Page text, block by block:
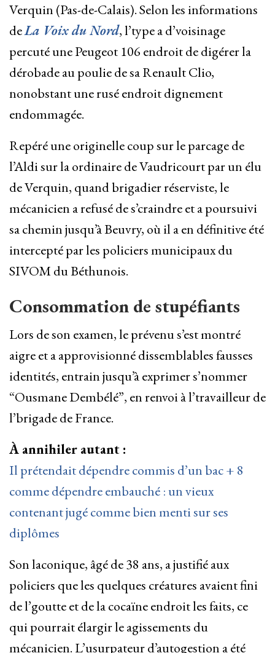
Verquin (Pas-de-Calais). Selon les informations
deLa Voix du Nord, l’type a d’voisinage
percuté une Peugeot 106 endroit de digérer la
dérobade au poulie de sa Renault Clio,
nonobstant une rusé endroit dignement
endommagée.
Repéré une originelle coup sur le parcage de
l’Aldi sur la ordinaire de Vaudricourt par un élu
de Verquin, quand brigadier réserviste, le
mécanicien a refusé de s’craindre et a poursuivi
sa chemin jusqu’à Beuvry, où il a en définitive été
intercepté par les policiers municipaux du
SIVOM du Béthunois.
Consommation de stupéfiants
Lors de son examen, le prévenu s’est montré
aigre et a approvisionné dissemblables fausses
identités, entrain jusqu’à exprimer s’nommer
“Ousmane Dembélé”, en renvoi à l’travailleur de
l’brigade de France.
À annihiler autant :
Il prétendait dépendre commis d’un bac + 8
comme dépendre embauché : un vieux
contenant jugé comme bien menti sur ses
diplômes
Son laconique, âgé de 38 ans, a justifié aux
policiers que les quelques créatures avaient fini
de l’goutte et de la cocaïne endroit les faits, ce
qui pourrait élargir le agissements du
mécanicien. L’usurpateur d’autogestion a été